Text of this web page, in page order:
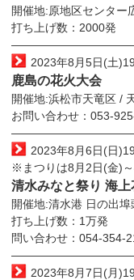
開催地:原地区センター
打ち上げ数：2000発
2023年8月5日(土
鹿島の花火大会
開催地:浜松市天竜区 /
お問い合わせ：053-
2023年8月6日(日
※まつりは8月2日(金)
清水みなと祭り 海
開催地:清水港 日の出
打ち上げ数：1万発
問い合わせ：054-354-
2023年8月7日(月